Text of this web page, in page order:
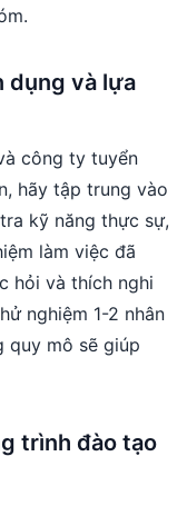
dụng và lựa
công ty tuyển
hãy tập trung vào
kỹ năng thực sự,
làm việc đã
hỏi và thích nghi
nghiệm 1-2 nhân
quy mô sẽ giúp
trình đào tạo